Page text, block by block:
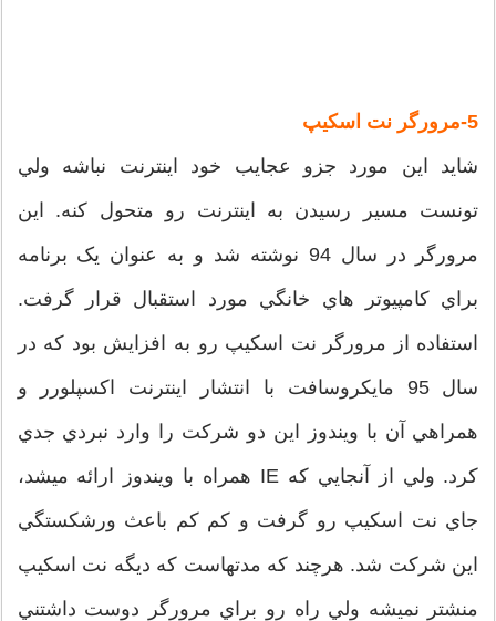
5-مرورگر نت اسکيپ
شايد اين مورد جزو عجايب خود اينترنت نباشه ولي
تونست مسير رسيدن به اينترنت رو متحول کنه. اين
مرورگر در سال 94 نوشته شد و به عنوان يک برنامه
براي کامپيوتر هاي خانگي مورد استقبال قرار گرفت.
استفاده از مرورگر نت اسکيپ رو به افزايش بود که در
سال 95 مايکروسافت با انتشار اينترنت اکسپلورر و
همراهي آن با ويندوز اين دو شرکت را وارد نبردي جدي
کرد. ولي از آنجايي که IE همراه با ويندوز ارائه ميشد،
جاي نت اسکيپ رو گرفت و کم کم باعث ورشکستگي
اين شرکت شد. هرچند که مدتهاست که ديگه نت اسکيپ
منشتر نميشه ولي راه رو براي مرورگر دوست داشتني